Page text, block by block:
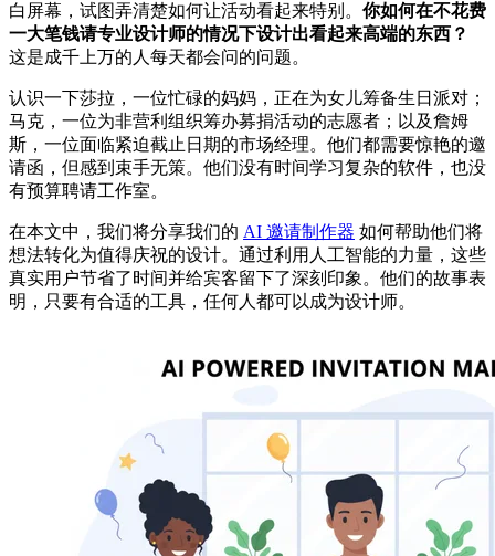
白屏幕，试图弄清楚如何让活动看起来特别。 你如何在不花费
一大笔钱请专业设计师的情况下设计出看起来高端的东西？
这是成千上万的人每天都会问的问题。
认识一下莎拉，一位忙碌的妈妈，正在为女儿筹备生日派对；
马克，一位为非营利组织筹办募捐活动的志愿者；以及詹姆
斯，一位面临紧迫截止日期的市场经理。他们都需要惊艳的邀
请函，但感到束手无策。他们没有时间学习复杂的软件，也没
有预算聘请工作室。
在本文中，我们将分享我们的 AI 邀请制作器 如何帮助他们将
想法转化为值得庆祝的设计。通过利用人工智能的力量，这些
真实用户节省了时间并给宾客留下了深刻印象。他们的故事表
明，只要有合适的工具，任何人都可以成为设计师。